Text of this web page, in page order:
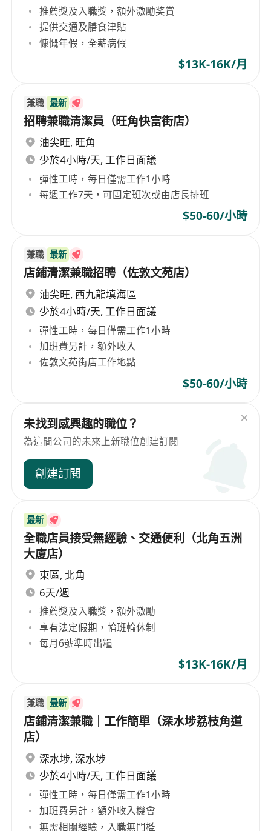
推薦獎及入職獎，額外激勵奖賞
提供交通及膳食津貼
慷慨年假，全薪病假
$13K-16K/月
兼職 最新
招聘兼職清潔員（旺角快富街店）
油尖旺, 旺角
少於4小時/天, 工作日面議
彈性工時，每日僅需工作1小時
每週工作7天，可固定班次或由店長排班
$50-60/小時
兼職 最新
店鋪清潔兼職招聘（佐敦文苑店）
油尖旺, 西九龍填海區
少於4小時/天, 工作日面議
彈性工時，每日僅需工作1小時
加班費另計，額外收入
佐敦文苑街店工作地點
$50-60/小時
未找到感興趣的職位？
為這間公司的未來上新職位創建訂閱
創建訂閱
最新
全職店員接受無經驗、交通便利（北角五洲
大廈店）
東區, 北角
6天/週
推薦獎及入職獎，額外激勵
享有法定假期，輪班輪休制
每月6號準時出糧
$13K-16K/月
兼職 最新
店鋪清潔兼職｜工作簡單（深水埗荔枝角道
店）
深水埗, 深水埗
少於4小時/天, 工作日面議
彈性工時，每日僅需工作1小時
加班費另計，額外收入機會
無需相關經驗，入職無門檻